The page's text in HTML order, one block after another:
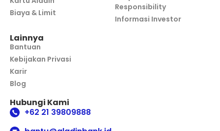
Biaya & Limit
Responsibility
Informasi Investor
Lainnya
Bantuan
Kebijakan Privasi
Karir
Blog
Hubungi Kami
+62 21 39809888